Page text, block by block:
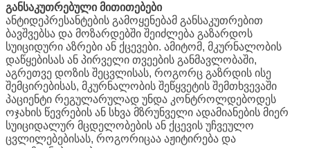
განსაკუთრებული მითითებები
ანტიდეპრესანტების გამოყენებამ განსაკუთრებით
ბავშვებსა და მოზარდებში შეიძლება გაზარდოს
სუიციდური აზრები ან ქცევები. ამიტომ, მკურნალობის
დაწყებისას ან პირველი თვეების განმავლობაში,
აგრეთვე დოზის შეცვლისას, როგორც გაზრდის ისე
შემცირებისას, მკურნალობის შეწყვეტის შემთხვევაში
პაციენტი რეგულარულად უნდა კონტროლდებოდეს
ოჯახის წევრების ან სხვა მზრუნველი ადამიანების მიერ
სუიციდალურ მცდელობების ან ქცევის უჩვეულო
ცვლილებებისას, როგორიცაა აჟიტირება და